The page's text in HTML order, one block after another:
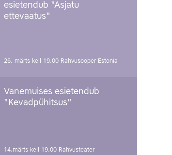
esietendub "Asjatu
ettevaatus"
26. märts kell 19.00 Rahvusooper Estonia
Vanemuises esietendub
"Kevadpühitsus"
14.märts kell 19.00 Rahvusteater